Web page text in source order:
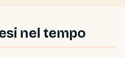
nel tempo